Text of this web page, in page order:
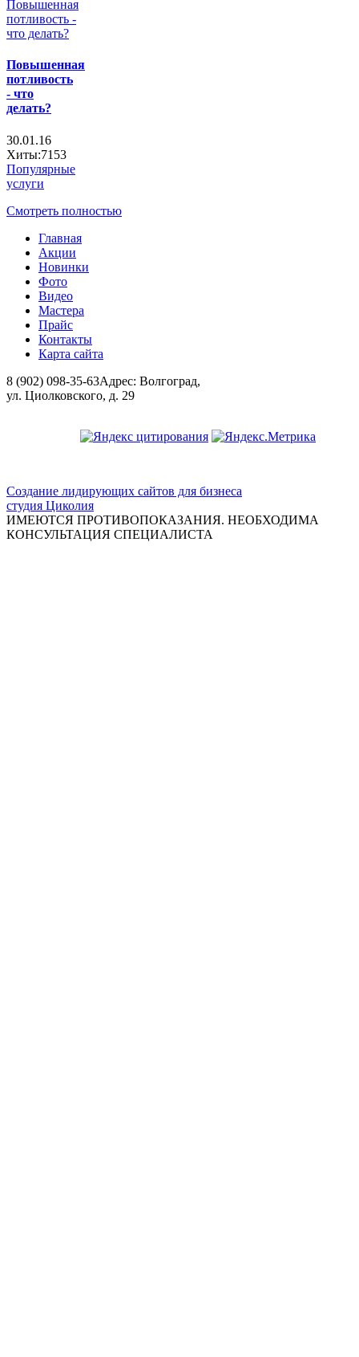
Повышенная
потливость
- что
делать?
30.01.16
Хиты:7153
Популярные
услуги
Смотреть полностью
Главная
Акции
Новинки
Фото
Видео
Мастера
Прайс
Контакты
Карта сайта
8 (902) 098-35-63Адрес: Волгоград,
ул. Циолковского, д. 29
Создание лидирующих сайтов для бизнеса
студия Циколия
ИМЕЮТСЯ ПРОТИВОПОКАЗАНИЯ. НЕОБХОДИМА
КОНСУЛЬТАЦИЯ СПЕЦИАЛИСТА